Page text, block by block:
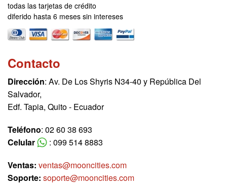
todas las tarjetas de crédito
diferido hasta 6 meses sin intereses
Contacto
Dirección: Av. De Los Shyris N34-40 y República Del
Salvador,
Edf. Tapia, Quito - Ecuador
Teléfono: 02 60 38 693
Celular
: 099 514 8883
Ventas: ventas@mooncities.com
Soporte: soporte@mooncities.com